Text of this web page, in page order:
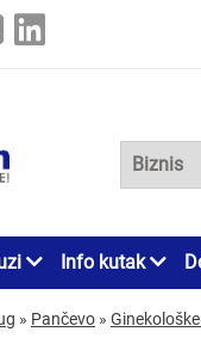
Info kutak
» Pančevo »